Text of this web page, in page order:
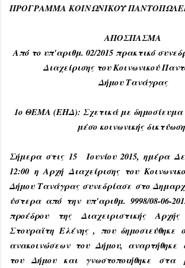
ΠΡΟΓΡΑΜΜΑ ΚΟΙΝΩΝΙΚΟΥ
ΑΠΟΣΠΑΣΜΑ
Από το υπ'αριθμ. 02/2015 πρακτικό
Διαχείρισης του Κοινωνικού
Δήμου Τανάγρας
1ο ΘΕΜΑ (ΕΗΔ): Σχετικά με δημοσίευμα
μέσο κοινωνικής
Σήμερα στις 15 Ιουνίου 2015, ημέρα
12:00 η Αρχή Διαχείρισης του
Δήμου Τανάγρας συνεδρίασε στο
ύστερα από την υπ'αριθμ. 9998/08-06-
προέδρου της Διαχειριστικής Αρχής
Στουραϊτη Ελένης , που δημοσιεύθηκε
ανακοινώσεων του Δήμου, αναρτήθηκε
του Δήμου και γνωστοποιήθηκε στα